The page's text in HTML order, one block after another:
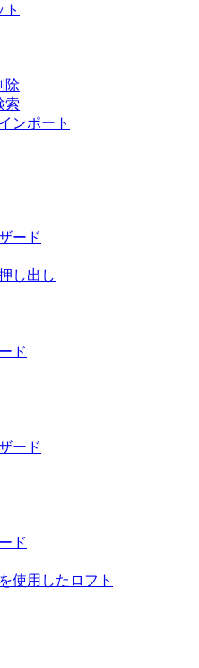
ト
除
索
ンポート
ード
し出し
ド
ード
ド
使用したロフト